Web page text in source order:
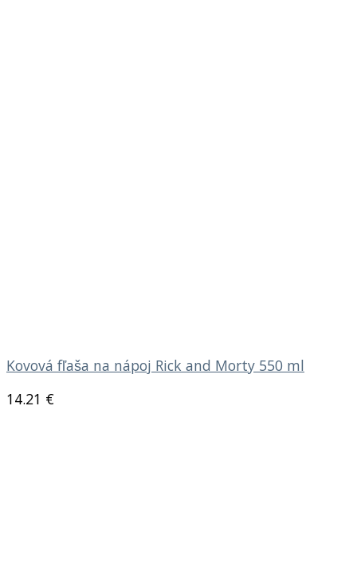
Kovová fľaša na nápoj Rick and Morty 550 ml
14.21 €